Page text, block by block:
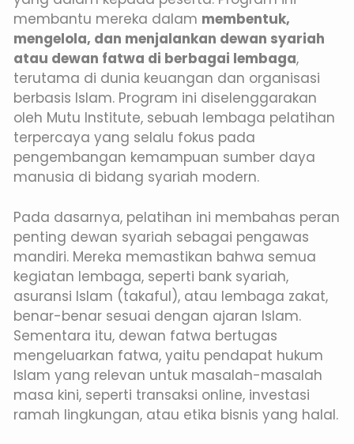
membantu mereka dalam membentuk,
mengelola, dan menjalankan dewan syariah
atau dewan fatwa di berbagai lembaga,
terutama di dunia keuangan dan organisasi
berbasis Islam. Program ini diselenggarakan
oleh Mutu Institute, sebuah lembaga pelatihan
terpercaya yang selalu fokus pada
pengembangan kemampuan sumber daya
manusia di bidang syariah modern.
Pada dasarnya, pelatihan ini membahas peran
penting dewan syariah sebagai pengawas
mandiri. Mereka memastikan bahwa semua
kegiatan lembaga, seperti bank syariah,
asuransi Islam (takaful), atau lembaga zakat,
benar-benar sesuai dengan ajaran Islam.
Sementara itu, dewan fatwa bertugas
mengeluarkan fatwa, yaitu pendapat hukum
Islam yang relevan untuk masalah-masalah
masa kini, seperti transaksi online, investasi
ramah lingkungan, atau etika bisnis yang halal.